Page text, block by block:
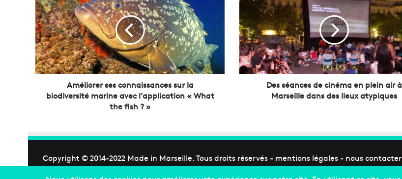
é
l
i
o
r
e
r
n
i
Améliorer ses connaissances sur la
biodiversité marine avec l’application « What
the fish ? »
s
s
é
a
n
c
e
n
m
a
e
Des séances de cinéma en plein air à
Marseille dans des lieux atypiques
Copyright © 2014-2022 Made in Marseille. Tous droits réservés - mentions légales - nous contacter